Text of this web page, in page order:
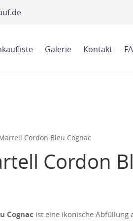
Galerie Kontakt
Cordon Bleu Cognac
Cordon
Cognac ist eine ikonische Abfüllung